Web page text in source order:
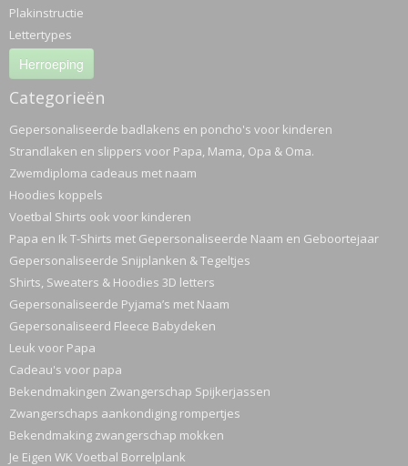
Plakinstructie
Lettertypes
Herroeping
Categorieën
Gepersonaliseerde badlakens en poncho's voor kinderen
Strandlaken en slippers voor Papa, Mama, Opa & Oma.
Zwemdiploma cadeaus met naam
Hoodies koppels
Voetbal Shirts ook voor kinderen
Papa en Ik T-Shirts met Gepersonaliseerde Naam en Geboortejaar
Gepersonaliseerde Snijplanken & Tegeltjes
Shirts, Sweaters & Hoodies 3D letters
Gepersonaliseerde Pyjama’s met Naam
Gepersonaliseerd Fleece Babydeken
Leuk voor Papa
Cadeau's voor papa
Bekendmakingen Zwangerschap Spijkerjassen
Zwangerschaps aankondiging rompertjes
Bekendmaking zwangerschap mokken
Je Eigen WK Voetbal Borrelplank